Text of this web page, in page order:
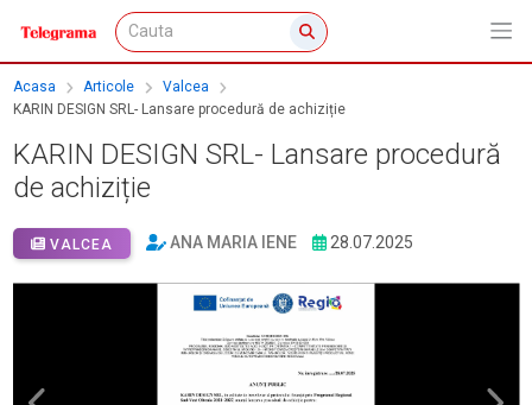
Acasa Articole
Valcea
KARIN DESIGN SRL- Lansare procedură de achiziție
KARIN DESIGN SRL- Lansare procedură
de achiziție
VALCEA ANA MARIA IENE 28.07.2025